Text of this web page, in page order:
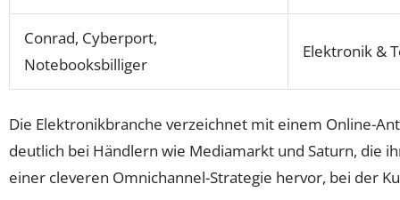
Conrad, Cyberport,
Notebooksbilliger
Elektronik &
Die Elektronikbranche verzeichnet mit einem Online-
deutlich bei Händlern wie Mediamarkt und Saturn, die
einer cleveren Omnichannel-Strategie hervor, bei der